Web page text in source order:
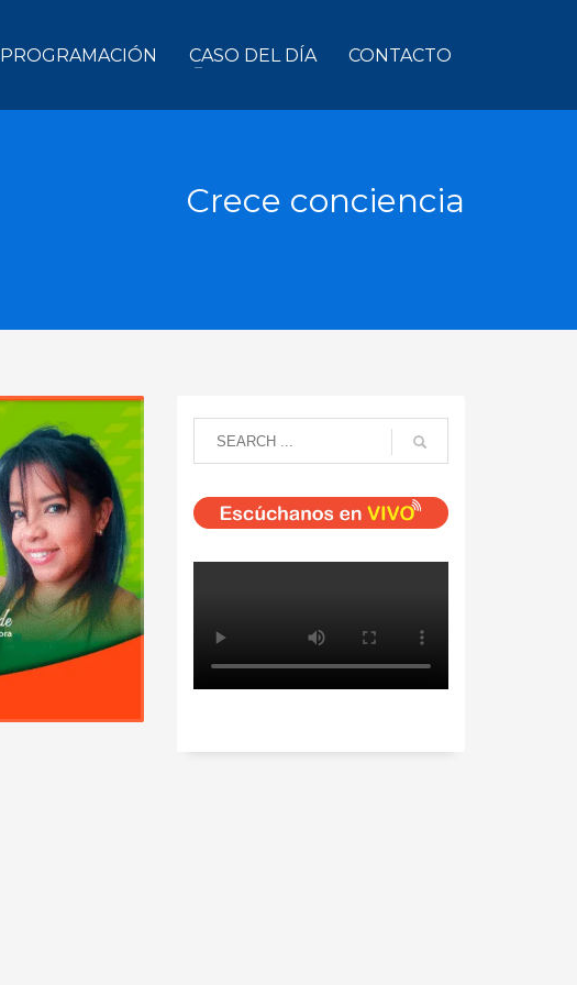
PROGRAMACIÓN CASO DEL DÍA CONTACTO
Crece conciencia